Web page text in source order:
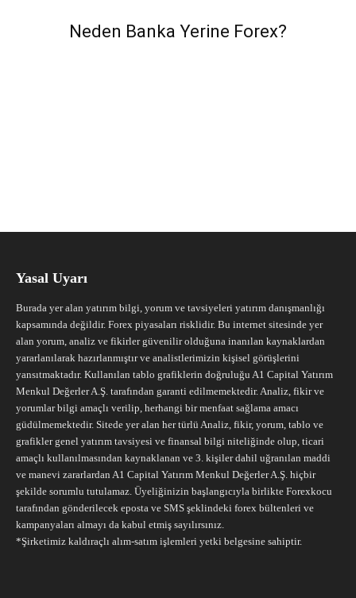
Neden Banka Yerine Forex?
Yasal Uyarı
Burada yer alan yatırım bilgi, yorum ve tavsiyeleri yatırım danışmanlığı
kapsamında değildir. Forex piyasaları risklidir. Bu internet sitesinde yer
alan yorum, analiz ve fikirler güvenilir olduğuna inanılan kaynaklardan
yararlanılarak hazırlanmıştır ve analistlerimizin kişisel görüşlerini
yansıtmaktadır. Kullanılan tablo grafiklerin doğruluğu A1 Capital Yatırım
Menkul Değerler A.Ş. tarafından garanti edilmemektedir. Analiz, fikir ve
yorumlar bilgi amaçlı verilip, herhangi bir menfaat sağlama amacı
güdülmemektedir. Sitede yer alan her türlü Analiz, fikir, yorum, tablo ve
grafikler genel yatırım tavsiyesi ve finansal bilgi niteliğinde olup, ticari
amaçlı kullanılmasından kaynaklanan ve 3. kişiler dahil uğranılan maddi
ve manevi zararlardan A1 Capital Yatırım Menkul Değerler A.Ş. hiçbir
şekilde sorumlu tutulamaz. Üyeliğinizin başlangıcıyla birlikte Forexkocu
tarafından gönderilecek eposta ve SMS şeklindeki forex bültenleri ve
kampanyaları almayı da kabul etmiş sayılırsınız.
*Şirketimiz kaldıraçlı alım-satım işlemleri yetki belgesine sahiptir.